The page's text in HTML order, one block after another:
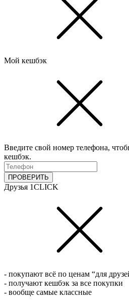
Мой кешбэк
Введите свой номер телефона,
кешбэк.
ПРОВЕРИТЬ
Друзья 1CLICK
- покупают всё по ценам “для
- получают кешбэк за все покупки
- вообще самые классные